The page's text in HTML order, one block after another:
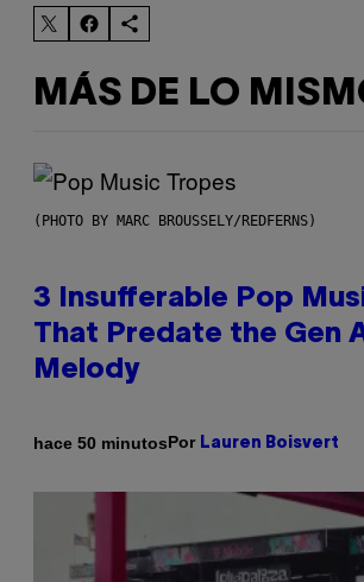
MÁS DE LO
(PHOTO BY MARC BROUSSELY/REDFERNS)
3 Insufferable Pop
That Predate the Gen
Melody
hace 50 minutosPor Lauren Boisvert